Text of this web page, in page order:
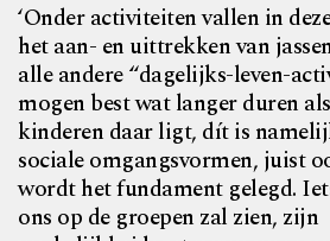
‘Onder activiteiten vallen in
het aan- en uittrekken van
alle andere “dagelijks-leven-
mogen best wat langer duren
kinderen daar ligt, dít is
sociale omgangsvormen, juist
wordt het fundament gelegd.
ons op de groepen zal zien, zijn